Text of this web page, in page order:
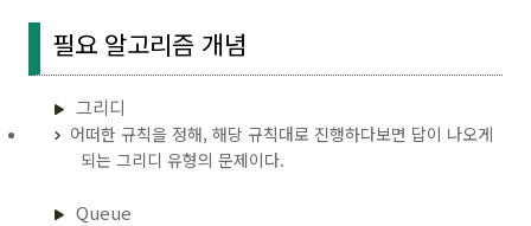
필요 알고리즘 개념
그리디
어떠한 규칙을 정해, 해당 규칙대로 진행하다보면 답이 나오게
되는 그리디 유형의 문제이다.
Queue